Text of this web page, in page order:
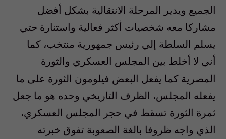
الجميع ويدير المرحلة الانتقالية بشكل أفضل
مشاركا معه شخصيات أكثر فعالية واستنارة حتي
يسلم السلطة إلي رئيس جمهورية منتخب، كما
أني لا أخلط بين المجلس العسكري والثورة
المصرية كما يفعل البعض فيلومون الثورة على ما
يفعله المجلس، الظرف التاريخي وحده هو ما جعل
ثمرة الثورة تسقط في حجر المجلس العسكري،
الذي واجه ظروفا بالغة الصعوبة تفوق خبرته